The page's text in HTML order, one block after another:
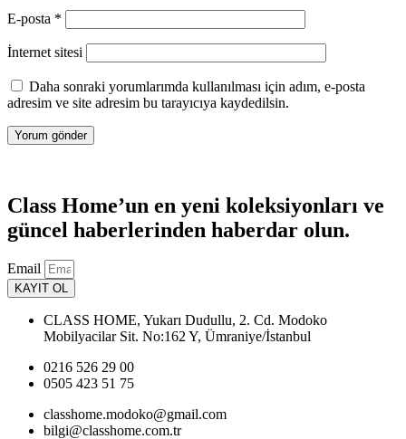
E-posta *
İnternet sitesi
Daha sonraki yorumlarımda kullanılması için adım, e-posta
adresim ve site adresim bu tarayıcıya kaydedilsin.
Class Home’un en yeni koleksiyonları ve
güncel haberlerinden haberdar olun.
Email
KAYIT OL
CLASS HOME, Yukarı Dudullu, 2. Cd. Modoko
Mobilyacilar Sit. No:162 Y, Ümraniye/İstanbul
0216 526 29 00
0505 423 51 75
classhome.modoko@gmail.com
bilgi@classhome.com.tr